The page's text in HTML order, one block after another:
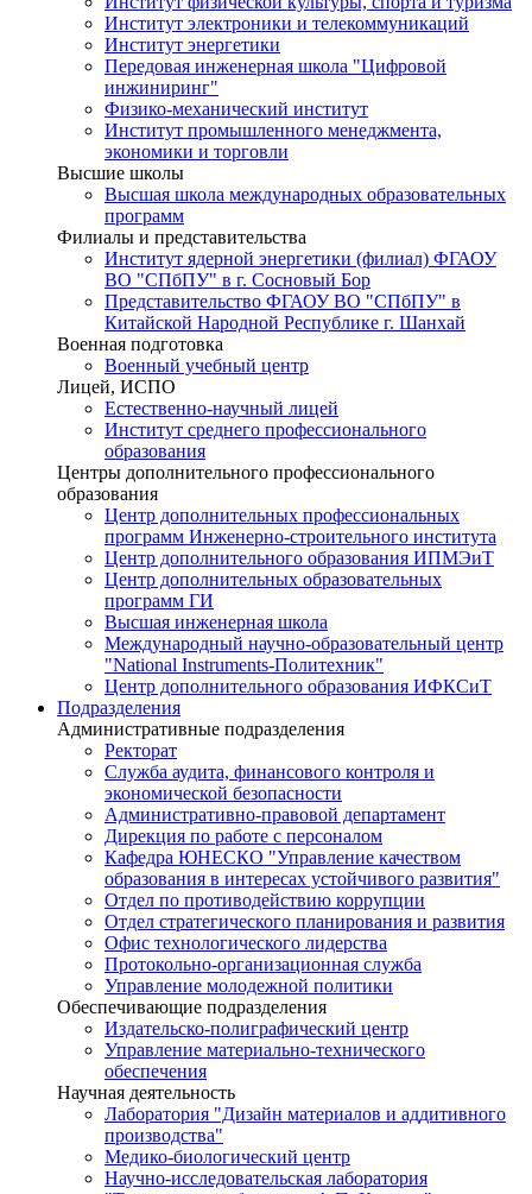
Институт электроники и телекоммуникаций
Институт энергетики
Передовая инженерная школа "Цифровой
инжиниринг"
Физико-механический институт
Институт промышленного менеджмента,
экономики и торговли
Высшие школы
Высшая школа международных образовательных
программ
Филиалы и представительства
Институт ядерной энергетики (филиал) ФГАОУ
ВО "СПбПУ" в г. Сосновый Бор
Представительство ФГАОУ ВО "СПбПУ" в
Китайской Народной Республике г. Шанхай
Военная подготовка
Военный учебный центр
Лицей, ИСПО
Естественно-научный лицей
Институт среднего профессионального
образования
Центры дополнительного профессионального
образования
Центр дополнительных профессиональных
программ Инженерно-строительного института
Центр дополнительного образования ИПМЭиТ
Центр дополнительных образовательных
программ ГИ
Высшая инженерная школа
Международный научно-образовательный центр
"National Instruments-Политехник"
Центр дополнительного образования ИФКСиТ
Подразделения
Административные подразделения
Ректорат
Служба аудита, финансового контроля и
экономической безопасности
Административно-правовой департамент
Дирекция по работе с персоналом
Кафедра ЮНЕСКО "Управление качеством
образования в интересах устойчивого развития"
Отдел по противодействию коррупции
Отдел стратегического планирования и развития
Офис технологического лидерства
Протокольно-организационная служба
Управление молодежной политики
Обеспечивающие подразделения
Издательско-полиграфический центр
Управление материально-технического
обеспечения
Научная деятельность
Лаборатория "Дизайн материалов и аддитивного
производства"
Медико-биологический центр
Научно-исследовательская лаборатория